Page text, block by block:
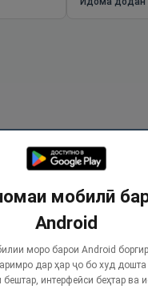
мобилӣ
Android
моро барои Android
дар ҳар ҷо бо худ
бештар, интерфейси беҳтар ва